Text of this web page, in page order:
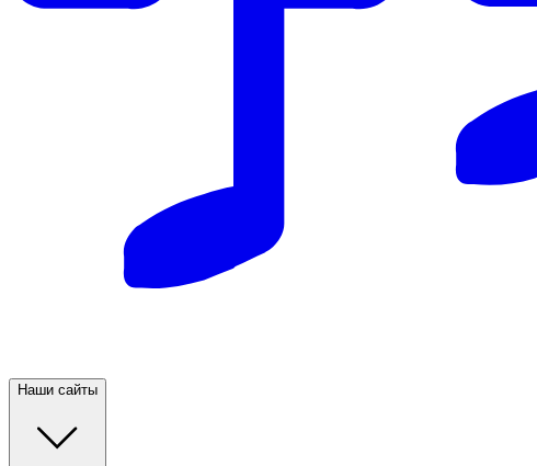
Наши сайты